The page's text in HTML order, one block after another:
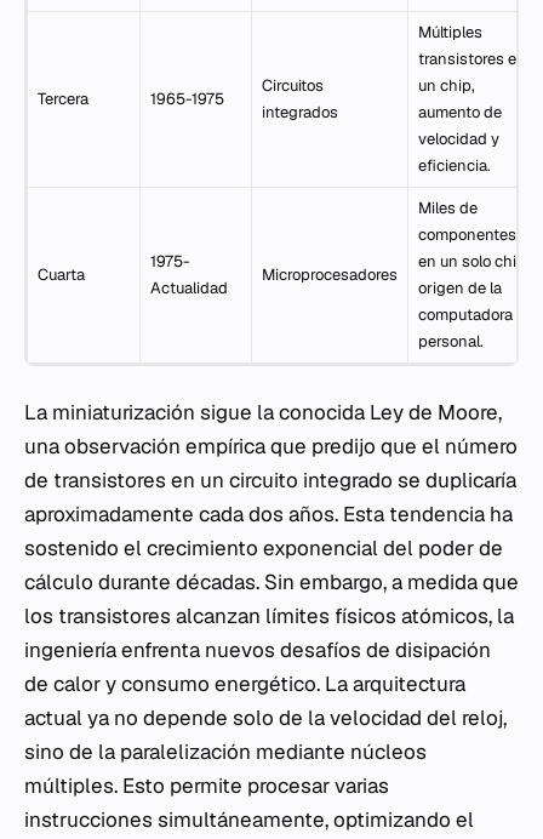
Tercera 1965-1975
Circuitos
integrados
Múltiples
transistores en
un chip,
aumento de
velocidad y
eficiencia.
Cuarta
1975-
Actualidad
Microprocesadores
Miles de
componentes
en un solo chip,
origen de la
computadora
personal.
La miniaturización sigue la conocida Ley de Moore,
una observación empírica que predijo que el número
de transistores en un circuito integrado se duplicaría
aproximadamente cada dos años. Esta tendencia ha
sostenido el crecimiento exponencial del poder de
cálculo durante décadas. Sin embargo, a medida que
los transistores alcanzan límites físicos atómicos, la
ingeniería enfrenta nuevos desafíos de disipación
de calor y consumo energético. La arquitectura
actual ya no depende solo de la velocidad del reloj,
sino de la paralelización mediante núcleos
múltiples. Esto permite procesar varias
instrucciones simultáneamente, optimizando el